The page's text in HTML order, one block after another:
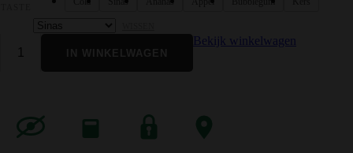
Bekijk winkelwagen